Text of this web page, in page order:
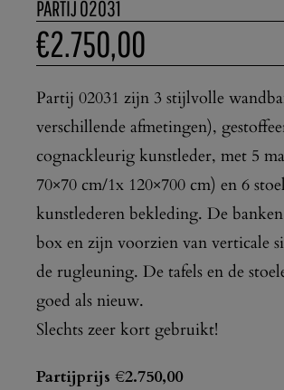
PARTIJ 02031
€2.750,00
Partij 02031 zijn 3 stijlvolle
verschillende afmetingen),
cognackleurig kunstleder, met 5
70×70 cm/1x 120×700 cm) en 6
kunstlederen bekleding. De
box en zijn voorzien van verticale
de rugleuning. De tafels en de
goed als nieuw.
Slechts zeer kort gebruikt!
Partijprijs €2.750,00